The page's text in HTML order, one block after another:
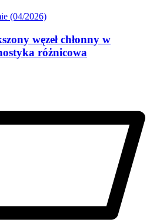
(04/2026)
węzeł chłonny w
różnicowa